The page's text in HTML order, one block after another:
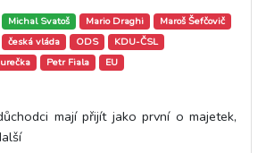
Michal Svatoš Mario Draghi
Maroš Šefčovič
česká vláda ODS
KDU-ČSL
Petr Fiala EU
mají přijít jako první o majetek,